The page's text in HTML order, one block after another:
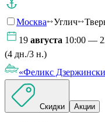
Москва Углич
19 августа 10:00 —
(4 дн./3 н.)
«Феликс
Скидки Акции